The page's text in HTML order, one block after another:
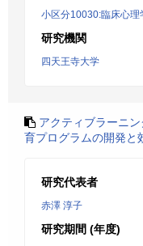
小区分10030:臨床心理
研究機関
四天王寺大学
アクティブラーニ
育プログラムの開発と
研究代表者
赤澤 淳子
研究期間 (年度)